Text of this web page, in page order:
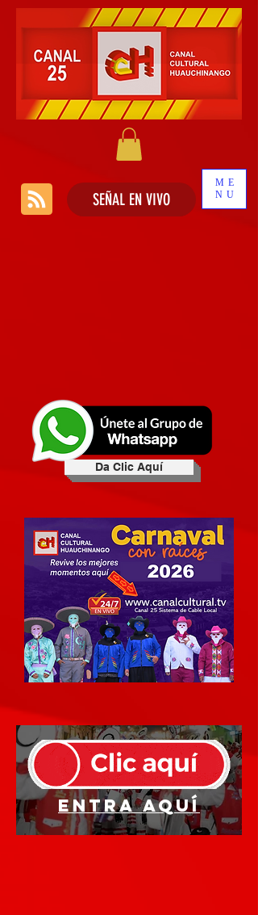
ME
NU
SEÑAL EN VIVO
Da Clic Aquí
Entra aquí